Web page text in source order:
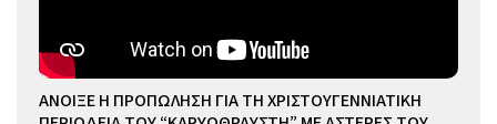
ΑΝΟΙΞΕ Η ΠΡΟΠΩΛΗΣΗ ΓΙΑ ΤΗ ΧΡΙΣΤΟΥΓΕΝΝΙΑΤΙΚΗ